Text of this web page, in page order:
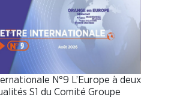
N°9 L’Europe à deux
S1 du Comité Groupe